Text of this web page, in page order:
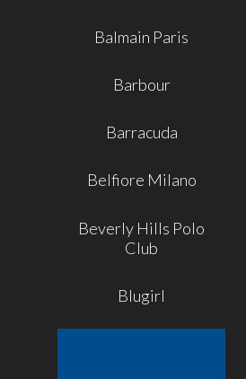
Balmain Paris
Barbour
Barracuda
Belfiore Milano
Beverly Hills Polo
Club
Blugirl